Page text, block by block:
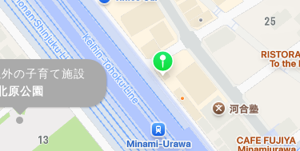
の子育て施設
原公園